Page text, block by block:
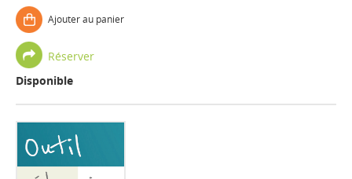
Ajouter au panier
Réserver
Disponible